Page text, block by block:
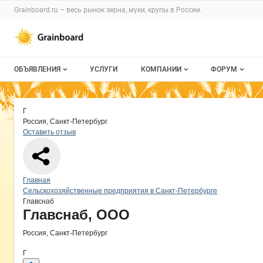
Раздел навигации по сайту grainboard.ru
Grainboard.ru – весь рынок зерна, муки, крупы в России.
Авторизация и меню пользователя
Навигация по разделам сайта grainboard.ru
ОБЪЯВЛЕНИЯ
Все объявления
Мои объявления
УСЛУГИ КОМПАНИИ
О каталоге компаний
ФОРУМ
Все темы
Страница компании
Страница компании
Краткая информация о компании
Г
Россия, Санкт-Петербург
Оставить отзыв
Навигация по сайту
Главная
Сельскохозяйственные предприятия в Санкт-Петербурге
Главснаб
Основная информация о компании
Главснаб, ООО
Россия, Санкт-Петербург
Г